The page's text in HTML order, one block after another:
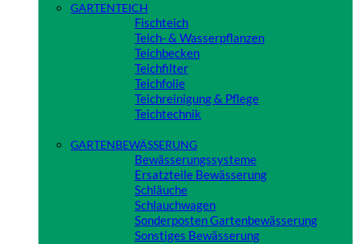
GARTENTEICH
Fischteich
Teich- & Wasserpflanzen
Teichbecken
Teichfilter
Teichfolie
Teichreinigung & Pflege
Teichtechnik
GARTENBEWÄSSERUNG
Bewässerungssysteme
Ersatzteile Bewässerung
Schläuche
Schlauchwagen
Sonderposten Gartenbewässerung
Sonstiges Bewässerung